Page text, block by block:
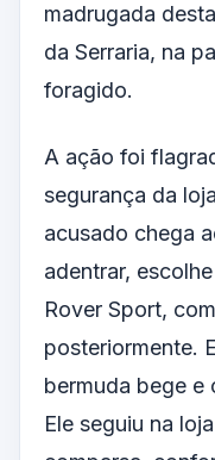
madrugada
da Serraria, na
foragido.
A ação foi
segurança da
acusado chega
adentrar,
Rover Sport,
posteriormente.
bermuda bege e
Ele seguiu na